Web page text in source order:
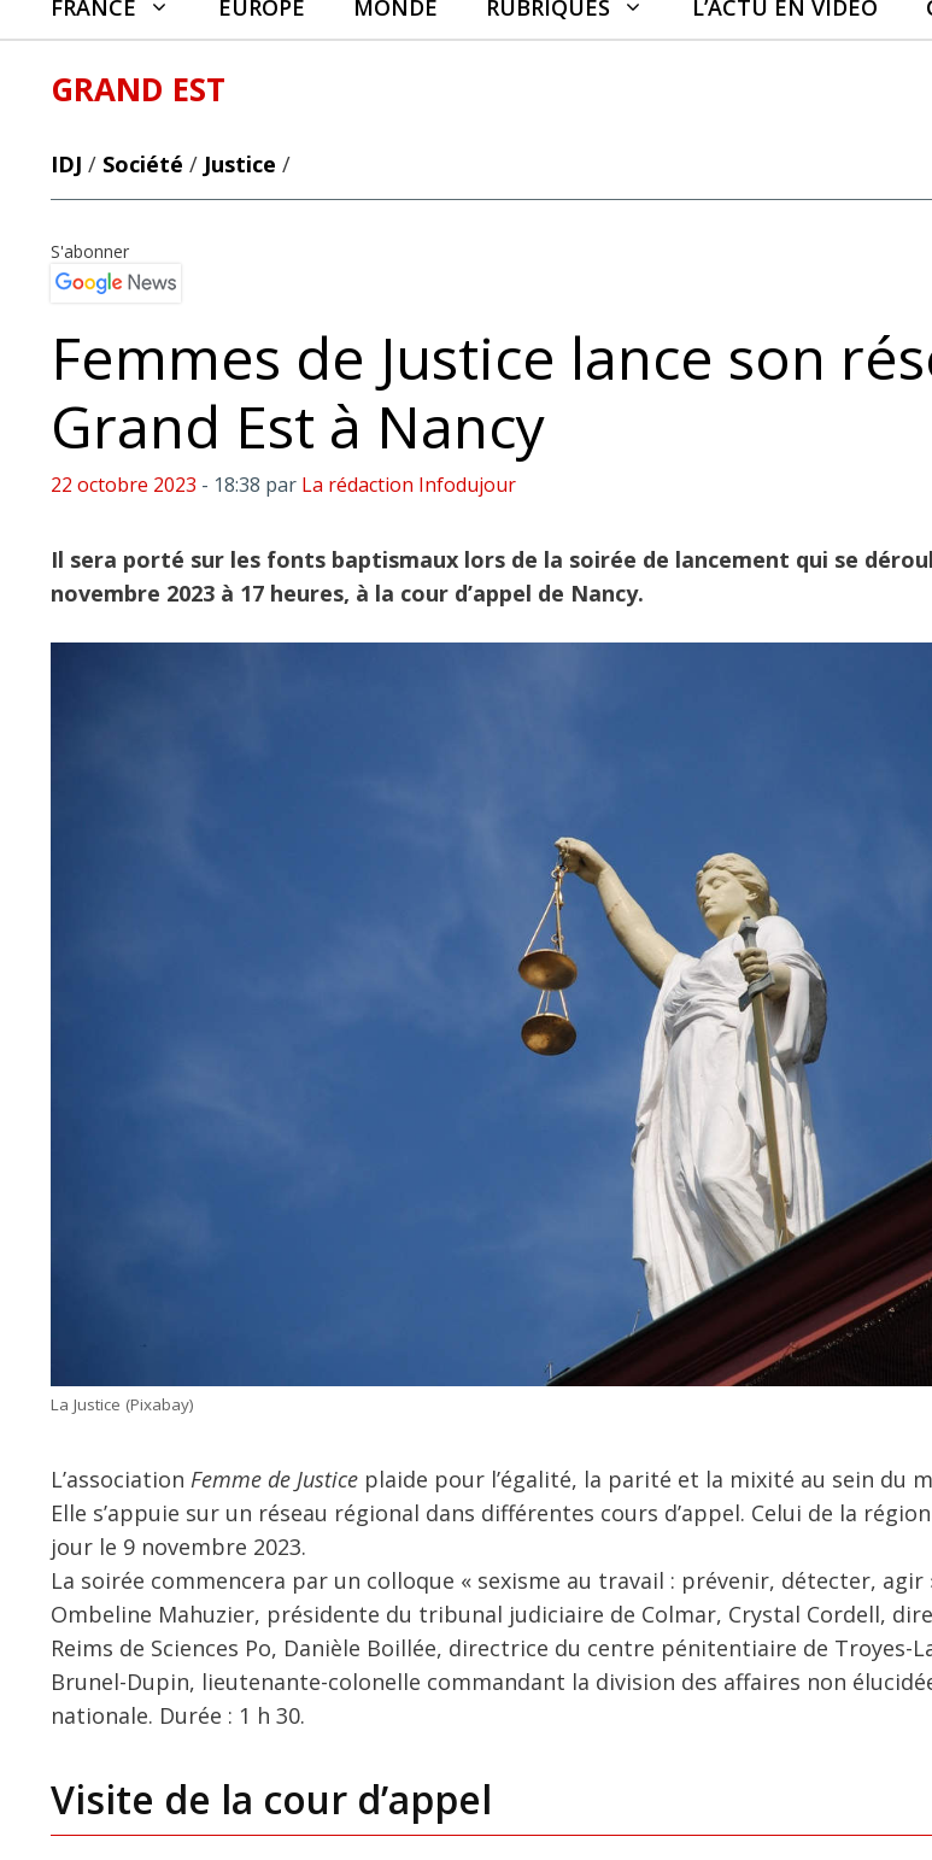
FRANCE EUROPE MONDE RUBRIQUES L’ACTU EN VIDÉO
GRAND EST
IDJ / Société / Justice /
S'abonner
Femmes de Justice lance son
Grand Est à Nancy
22 octobre 2023 - 18:38 par La rédaction Infodujour
Il sera porté sur les fonts baptismaux lors de la soirée de lancement qui se
novembre 2023 à 17 heures, à la cour d’appel de Nancy.
La Justice (Pixabay)
L’association Femme de Justice plaide pour l’égalité, la parité et la mixité au sein du
Elle s’appuie sur un réseau régional dans différentes cours d’appel. Celui de la
jour le 9 novembre 2023.
La soirée commencera par un colloque « sexisme au travail : prévenir, détecter,
Ombeline Mahuzier, présidente du tribunal judiciaire de Colmar, Crystal Cordell,
Reims de Sciences Po, Danièle Boillée, directrice du centre pénitentiaire de Troyes-
Brunel-Dupin, lieutenante-colonelle commandant la division des affaires non
nationale. Durée : 1 h 30.
Visite de la cour d’appel